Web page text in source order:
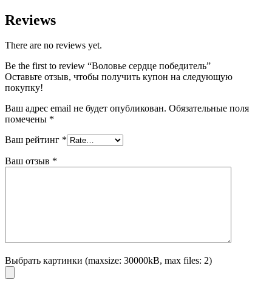
Reviews
There are no reviews yet.
Be the first to review “Воловье сердце победитель”
Оставьте отзыв, чтобы получить купон на следующую
покупку!
Ваш адрес email не будет опубликован. Обязательные поля
помечены *
Ваш рейтинг *
Ваш отзыв *
Выбрать картинки (maxsize: 30000kB, max files: 2)